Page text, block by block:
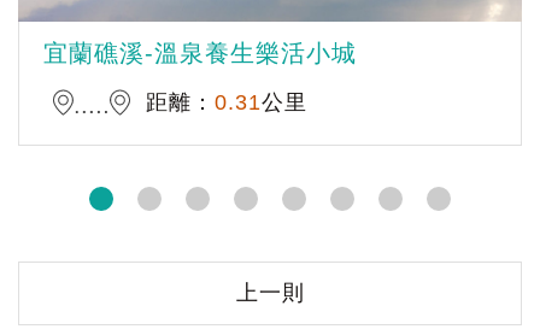
宜蘭礁溪-溫泉養生樂活小城
距離： 0.31公里
上一則